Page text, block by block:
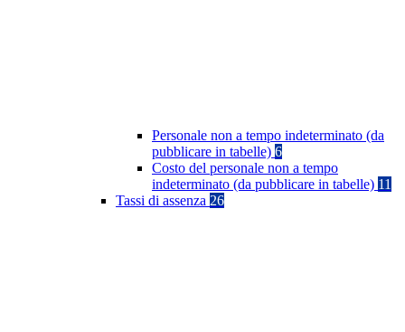
Personale non a tempo indeterminato (da
pubblicare in tabelle) 6
Costo del personale non a tempo
indeterminato (da pubblicare in tabelle) 11
Tassi di assenza 26